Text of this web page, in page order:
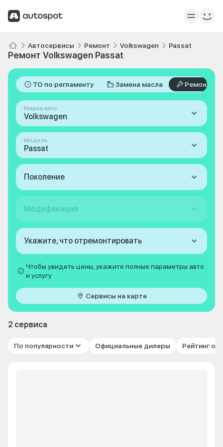
Автосервисы Ремонт Volkswagen Passat
Ремонт Volkswagen Passat
ТО по регламенту Замена масла Ремонт
Марка авто
Volkswagen
Модель
Passat
Поколение
Модификация
Укажите, что отремонтировать
Чтобы увидеть цены, укажите полные параметры авто
и услугу
Сервисы на карте
2 сервиса
По популярности Официальные дилеры Рейтинг